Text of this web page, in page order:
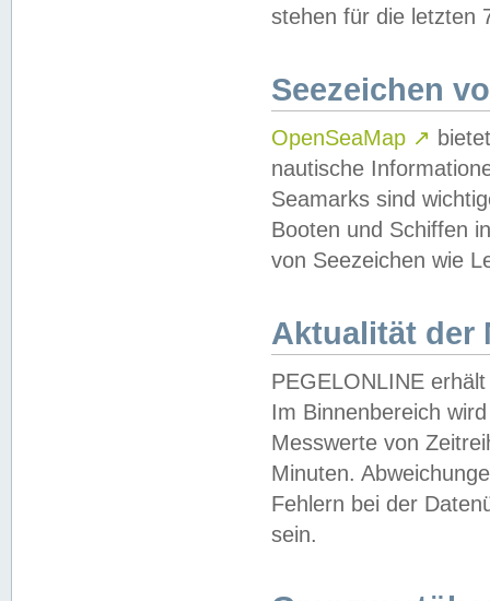
stehen für die letzten
Seezeichen
OpenSeaMap ↗
nautische
Seamarks sind
Booten und Schiffen
von Seezeichen wie
Aktualität der
PEGELONLINE
Im Binnenbereich
Messwerte von
Minuten.
Fehlern bei der
sein.